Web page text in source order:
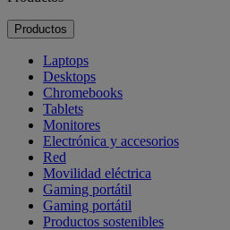
Productos
Laptops
Desktops
Chromebooks
Tablets
Monitores
Electrónica y accesorios
Red
Movilidad eléctrica
Gaming portátil
Gaming portátil
Productos sostenibles